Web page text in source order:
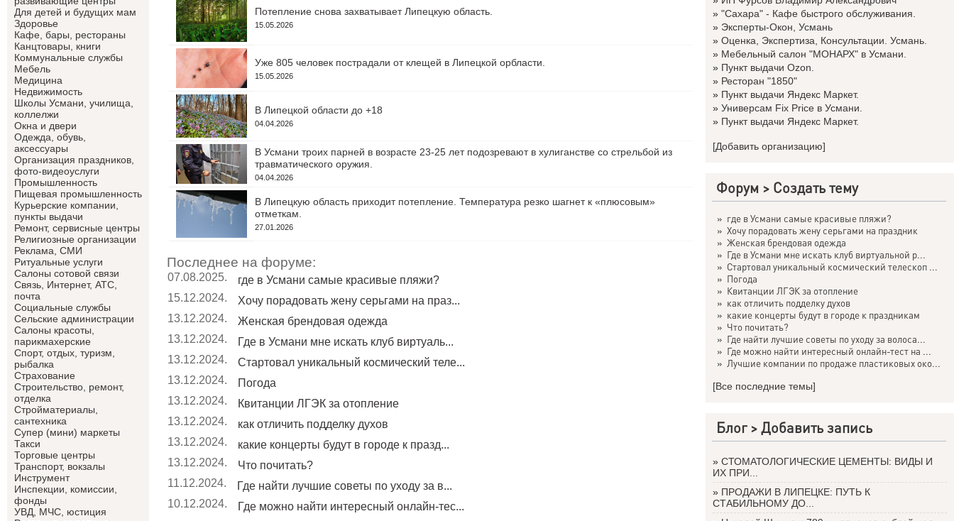
Для детей и будущих мам
Здоровье
Кафе, бары, рестораны
Канцтовары, книги
Коммунальные службы
Мебель
Медицина
Недвижимость
Школы Усмани, училища,
коллелжи
Окна и двери
Одежда, обувь,
аксессуары
Организация праздников,
фото-видеоуслуги
Промышленность
Пищевая промышленность
Курьерские компании,
пункты выдачи
Ремонт, сервисные центры
Религиозные организации
Реклама, СМИ
Ритуальные услуги
Салоны сотовой связи
Связь, Интернет, АТС,
почта
Социальные службы
Сельские администрации
Салоны красоты,
парикмахерские
Спорт, отдых, туризм,
рыбалка
Страхование
Строительство, ремонт,
отделка
Cтройматериалы,
сантехника
Супер (мини) маркеты
Такси
Торговые центры
Транспорт, вокзалы
Инструмент
Инспекции, комиссии,
фонды
УВД, МЧС, юстиция
Потепление снова захватывает Липецкую область.
15.05.2026
Уже 805 человек пострадали от клещей в Липецкой орбласти.
15.05.2026
В Липецкой области до +18
04.04.2026
В Усмани троих парней в возрасте 23-25 лет подозревают в хулиганстве со стрельбой из
травматического оружия.
04.04.2026
В Липецкую область приходит потепление. Температура резко шагнет к «плюсовым»
отметкам.
27.01.2026
Последнее на форуме:
07.08.2025.
где в Усмани самые красивые пляжи?
15.12.2024.
Хочу порадовать жену серьгами на праз...
13.12.2024.
Женская брендовая одежда
13.12.2024.
Где в Усмани мне искать клуб виртуаль...
13.12.2024.
Стартовал уникальный космический теле...
13.12.2024.
Погода
13.12.2024.
Квитанции ЛГЭК за отопление
13.12.2024.
как отличить подделку духов
13.12.2024.
какие концерты будут в городе к празд...
13.12.2024.
Что почитать?
11.12.2024.
Где найти лучшие советы по уходу за в...
10.12.2024.
Где можно найти интересный онлайн-тес...
» "Сахара" - Кафе быстрого обслуживания.
» Эксперты-Окон, Усмань
» Оценка, Экспертиза, Консультации. Усмань.
» Мебельный салон "МОНАРХ" в Усмани.
» Пункт выдачи Ozon.
» Ресторан "1850"
» Пункт выдачи Яндекс Маркет.
» Универсам Fix Price в Усмани.
» Пункт выдачи Яндекс Маркет.
[Добавить организацию]
Форум > Создать тему
» где в Усмани самые красивые пляжи?
» Хочу порадовать жену серьгами на праздник
» Женская брендовая одежда
» Где в Усмани мне искать клуб виртуальной р...
» Стартовал уникальный космический телескоп ...
» Погода
» Квитанции ЛГЭК за отопление
» как отличить подделку духов
» какие концерты будут в городе к праздникам
» Что почитать?
» Где найти лучшие советы по уходу за волоса...
» Где можно найти интересный онлайн-тест на ...
» Лучшие компании по продаже пластиковых око...
[Все последние темы]
Блог >Добавить запись
» СТОМАТОЛОГИЧЕСКИЕ ЦЕМЕНТЫ: ВИДЫ И
ИХ ПРИ...
» ПРОДАЖИ В ЛИПЕЦКЕ: ПУТЬ К
СТАБИЛЬНОМУ ДО...